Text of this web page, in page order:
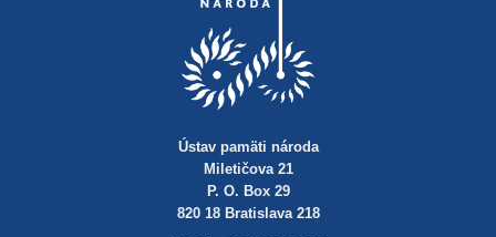
Ústav pamäti národa
Miletičova 21
P. O. Box 29
820 18 Bratislava 218